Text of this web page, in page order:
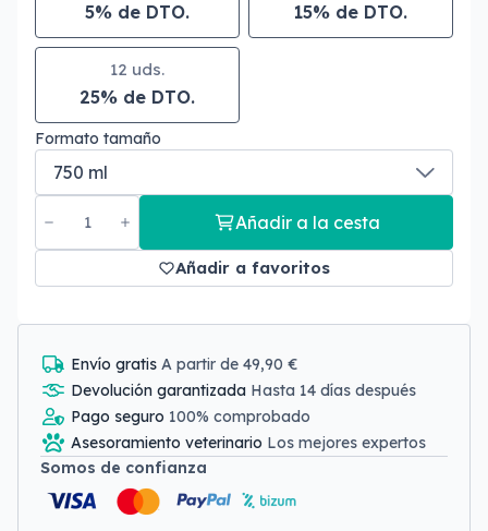
5% de DTO. 15% de DTO.
12 uds.
25% de DTO.
Formato tamaño
Añadir a la cesta
Añadir a favoritos
Envío gratis A partir de 49,90 €
Devolución garantizada Hasta 14 días después
Pago seguro 100% comprobado
Asesoramiento veterinario Los mejores expertos
Somos de confianza